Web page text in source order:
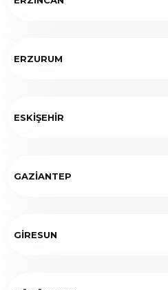
ERZURUM
ESKİŞEHİR
GAZİANTEP
GİRESUN